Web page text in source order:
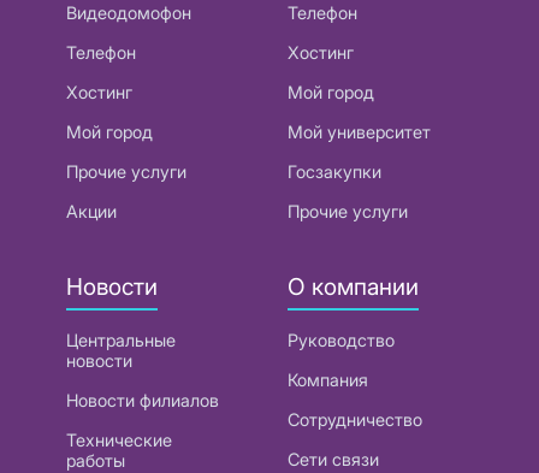
Видеодомофон
Телефон
Хостинг
Мой город
Прочие услуги
Акции
Телефон
Хостинг
Мой город
Мой университет
Госзакупки
Прочие услуги
Новости
Центральные
новости
Новости филиалов
Технические
работы
О компании
Руководство
Компания
Сотрудничество
Сети связи